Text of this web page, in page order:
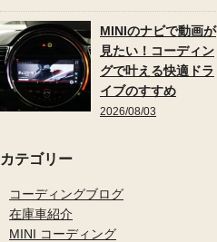
MINIのナビで動画が
見たい！コーディン
グで叶える快適ドラ
イブのすすめ
2026/08/03
カテゴリー
コーディングブログ
在庫車紹介
MINI コーディング